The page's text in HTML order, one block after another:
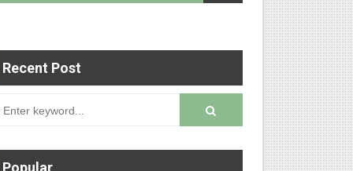
செய்தி இணையதளத்தில் பதிவு செய்ய
Recent Post
Popular